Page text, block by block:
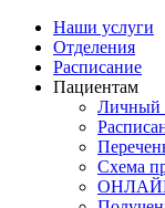
Наши услуги
Отделения
Расписание
Пациентам
Личный
Схема